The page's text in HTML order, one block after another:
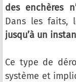
des enchères
Dans les faits,
jusqu’à un
Ce type de
système et